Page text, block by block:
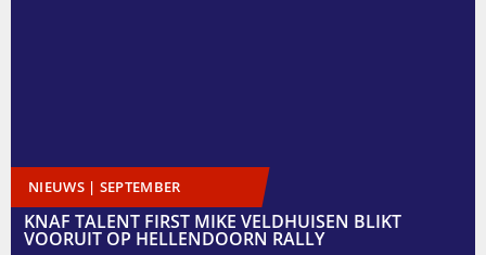
NIEUWS | SEPTEMBER
KNAF TALENT FIRST MIKE VELDHUISEN BLIKT
VOORUIT OP HELLENDOORN RALLY